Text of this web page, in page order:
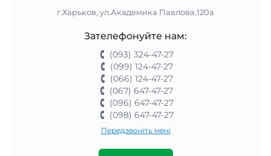
г.Харьков, ул.Академика Павлова,120а
Зателефонуйте нам:
(093) 324-47-27
(099) 124-47-27
(066) 124-47-27
(067) 647-47-27
(096) 647-47-27
(098) 647-47-27
Передзвоніть мені